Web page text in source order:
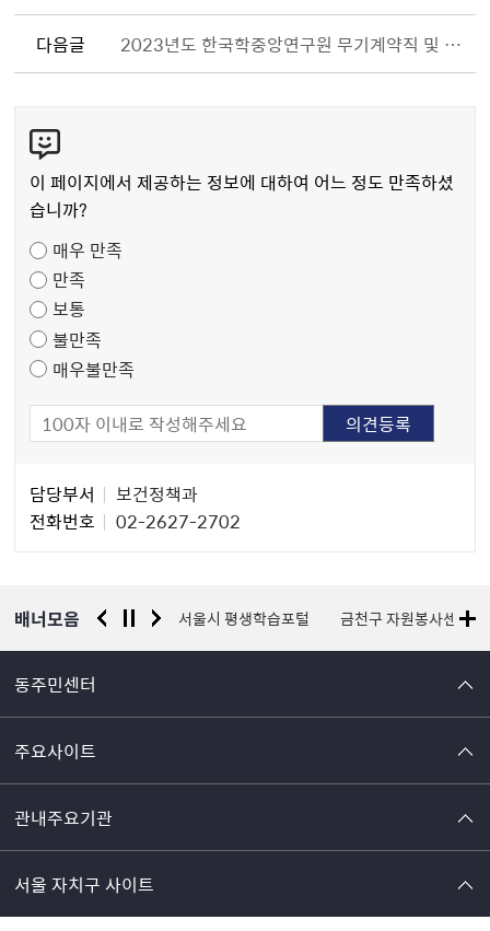
다음글 2023년도 한국학중앙연구원 무기계약직 및 행정직 채용시험 응시자 시험목적 외출 허용 안내
텐
츠
만
도
조
사
이 페이지에서 제공하는 정보에 대하여 어느 정도 만족하셨
습니까?
매우 만족
만족
보통
불만족
매우불만족
자
담당부서
보건정책과
전화번호
02-2627-2702
배너모음
경찰청 유실물 통합포털 서울시 평생학습포털 금천구 자원봉사센터
동주민센터
주요사이트
관내주요기관
서울 자치구 사이트